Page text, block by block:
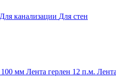
Для канализации Для стен
100 мм Лента герлен 12 п.м.